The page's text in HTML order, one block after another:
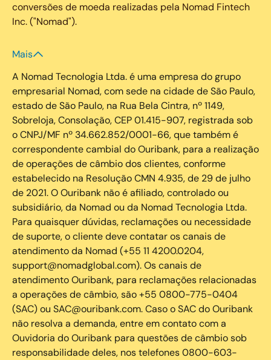
conversões de moeda realizadas pela Nomad Fintech
Inc. ("Nomad").
Mais
A Nomad Tecnologia Ltda. é uma empresa do grupo
empresarial Nomad, com sede na cidade de São Paulo,
estado de São Paulo, na Rua Bela Cintra, nº 1149,
Sobreloja, Consolação, CEP 01.415-907, registrada sob
o CNPJ/MF nº 34.662.852/0001-66, que também é
correspondente cambial do Ouribank, para a realização
de operações de câmbio dos clientes, conforme
estabelecido na Resolução CMN 4.935, de 29 de julho
de 2021. O Ouribank não é afiliado, controlado ou
subsidiário, da Nomad ou da Nomad Tecnologia Ltda.
Para quaisquer dúvidas, reclamações ou necessidade
de suporte, o cliente deve contatar os canais de
atendimento da Nomad (+55 11 4200.0204,
support@nomadglobal.com). Os canais de
atendimento Ouribank, para reclamações relacionadas
a operações de câmbio, são +55 0800-775-0404
(SAC) ou SAC@ouribank.com. Caso o SAC do Ouribank
não resolva a demanda, entre em contato com a
Ouvidoria do Ouribank para questões de câmbio sob
responsabilidade deles, nos telefones 0800-603-